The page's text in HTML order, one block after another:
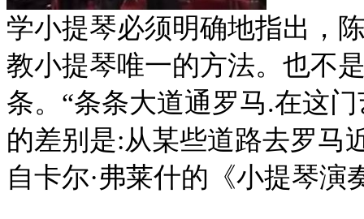
学小提琴必须明确地指出，
教小提琴唯一的方法。也不
条。“条条大道通罗马.在这
的差别是:从某些道路去罗马
自卡尔·弗莱什的《小提琴演